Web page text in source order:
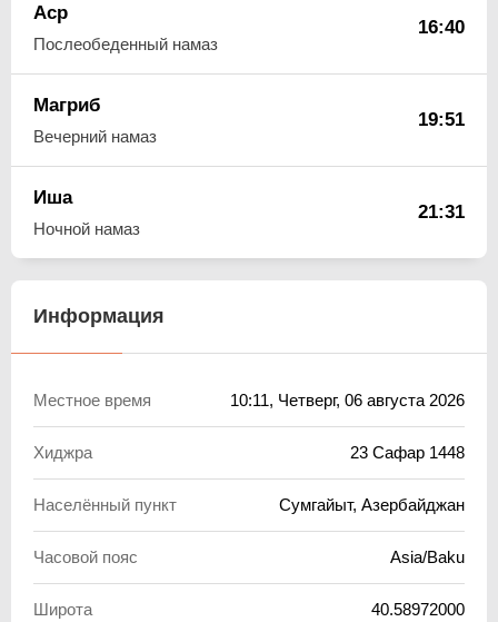
Аср
Послеобеденный намаз
16:40
Магриб
Вечерний намаз
19:51
Иша
Ночной намаз
21:31
Информация
Местное время 10:11, Четверг, 06 августа 2026
Хиджра 23 Сафар 1448
Населённый пункт Сумгайыт, Азербайджан
Часовой пояс Asia/Baku
Широта 40.58972000